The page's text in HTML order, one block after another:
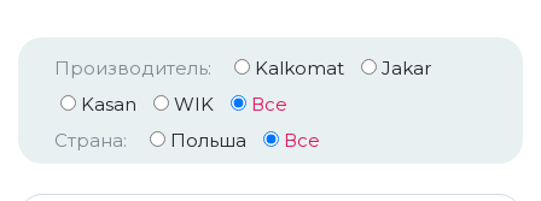
Производитель: Kalkomat
Jakar
Kasan
WIK
Все
Страна:
Польша Все